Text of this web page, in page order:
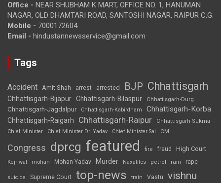
Office - NEAR SHUBHAM K MART, OFFICE NO. 1, HANUMAN
NAGAR, OLD DHAMTARI ROAD, SANTOSHI NAGAR, RAIPUR C.G.
Mobile - 7000172604
Email - hindustannewsservice@gmail.com
Tags
Accident Amit Shah arrest arrested BJP Chhattisgarh
Chhattisgarh-Bijapur Chhattisgarh-Bilaspur Chhattisgarh-Durg
Chhattisgarh-Jagdalpur Chhattisgarh-Kabirdham Chhattisgarh-Korba
Chhattisgarh-Raigarh Chhattisgarh-Raipur
Chhattisgarh-Sukma
Chief Minister
Chief Minister Dr. Yadav Chief Minister Sai CM
Congress dprcg featured fire fraud High Court
Kejriwal mohan Mohan Yadav Murder Naxalites petrol rain rape
suicide Supreme Court top-news train Vastu vishnu